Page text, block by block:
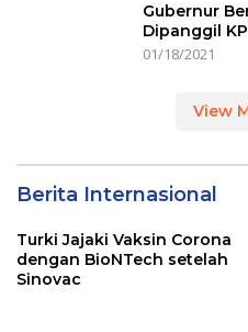
Gubernur
Dipanggil
01/18/2021
View
Berita Internasional
Turki Jajaki Vaksin Corona
dengan BioNTech setelah
Sinovac